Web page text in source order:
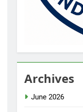
Archives
June 2026